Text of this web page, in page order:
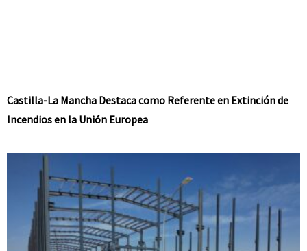
Castilla-La Mancha Destaca como Referente en Extinción de
Incendios en la Unión Europea